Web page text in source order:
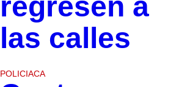
las calles
POLICIACA